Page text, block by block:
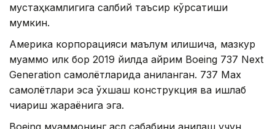
мустаҳкамлигига салбий таъсир кўрсатиши
мумкин.
Америка корпорацияси маълум қилишича, мазкур
муаммо илк бор 2019 йилда айрим Boeing 737 Next
Generation самолётларида аниқланган. 737 Max
самолётлари эса ўхшаш конструкция ва ишлаб
чиқариш жараёнига эга.
Boeing муаммонинг асл сабабини аниқлаш учун